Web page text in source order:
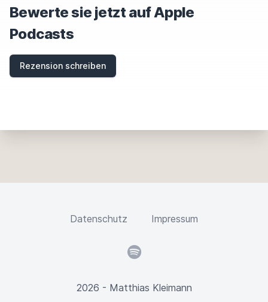
Bewerte sie jetzt auf Apple
Podcasts
Rezension schreiben
Datenschutz Impressum
Spotify
2026 - Matthias Kleimann